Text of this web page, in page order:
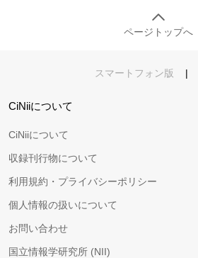
ページトップへ
スマートフォン版 |
CiNiiについて
CiNiiについて
収録刊行物について
利用規約・プライバシーポリシー
個人情報の扱いについて
お問い合わせ
国立情報学研究所 (NII)